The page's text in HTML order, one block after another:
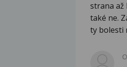
strana až
také ne.
ty bolesti